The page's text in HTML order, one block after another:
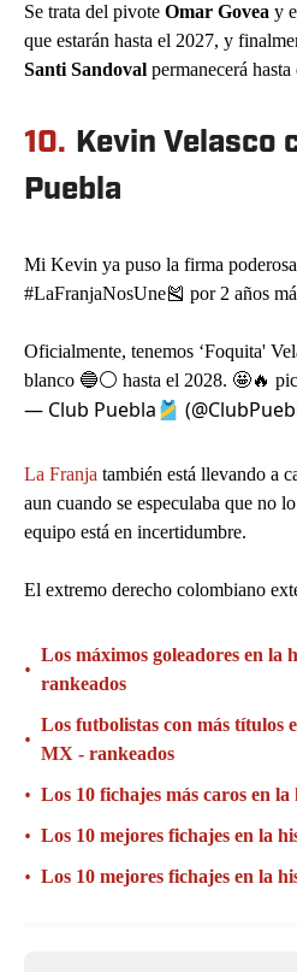
Se trata del pivote Omar Govea y
que estarán hasta el 2027, y
Santi Sandoval permanecerá
10. Kevin Velasco
Puebla
Mi Kevin ya puso la firma
#LaFranjaNosUne🎽 por 2 años
Oficialmente, tenemos ‘Foquita'
blanco 🔵⚪️ hasta el 2028. 🤩🔥
— Club Puebla🎽
La Franja también está llevando a
aun cuando se especulaba que no
equipo está en incertidumbre.
El extremo derecho colombiano
•
Los máximos goleadores en
rankeados
•
Los futbolistas con más títulos
MX - rankeados
• Los 10 fichajes más caros en
• Los 10 mejores fichajes en la
• Los 10 mejores fichajes en la